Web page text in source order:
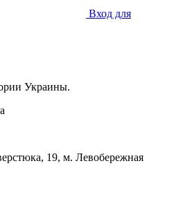
Вход для
Украины.
19, м. Левобережная